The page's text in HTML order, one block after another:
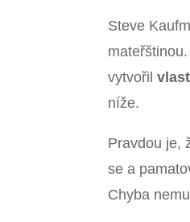
Steve
vytvořil
níže.
Pravdou je,
se a
Chyba